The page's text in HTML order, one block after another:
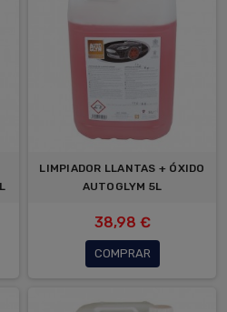
LIMPIADOR LLANTAS + ÓXIDO
AUTOGLYM 5L
38,98 €
COMPRAR